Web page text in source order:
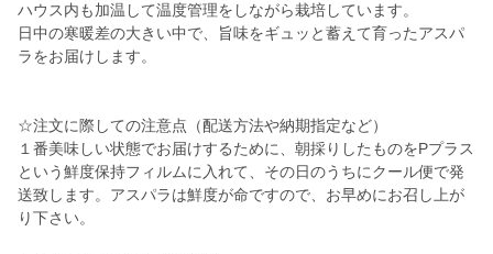
ハウス内も加温して温度管理をしながら栽培しています。
日中の寒暖差の大きい中で、旨味をギュッと蓄えて育ったアスパ
ラをお届けします。
☆注文に際しての注意点（配送方法や納期指定など）
１番美味しい状態でお届けするために、朝採りしたものをPプラス
という鮮度保持フィルムに入れて、その日のうちにクール便で発
送致します。アスパラは鮮度が命ですので、お早めにお召し上が
り下さい。